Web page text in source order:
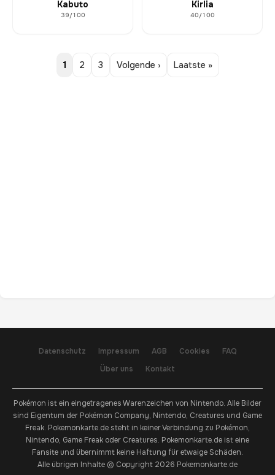
Kabuto
39/100
Kirlia
40/100
1 2 3 Volgende › Laatste »
Datenschutz Impressum AGB Cookies
FAQ
Über uns
Kontakt
Pokémon ist ein eingetragenes Warenzeichen von Nintendo. Alle Bilder
sind Eigentum der Pokémon Company, Nintendo, Creatures und Game
Freak. Pokemonkarte.de steht in keiner Verbindung zu Pokémon,
Nintendo, Game Freak oder Creatures. Pokemonkarte.de ist eine
Fansite und übernimmt keine Haftung für etwaige Schäden.
Alle übrigen Inhalte © Copyright 2026 Pokemonkarte.de